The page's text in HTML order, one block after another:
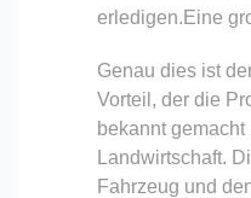
erledigen.Eine
Genau dies ist
Vorteil, der die
bekannt gemacht
Landwirtschaft.
Fahrzeug und